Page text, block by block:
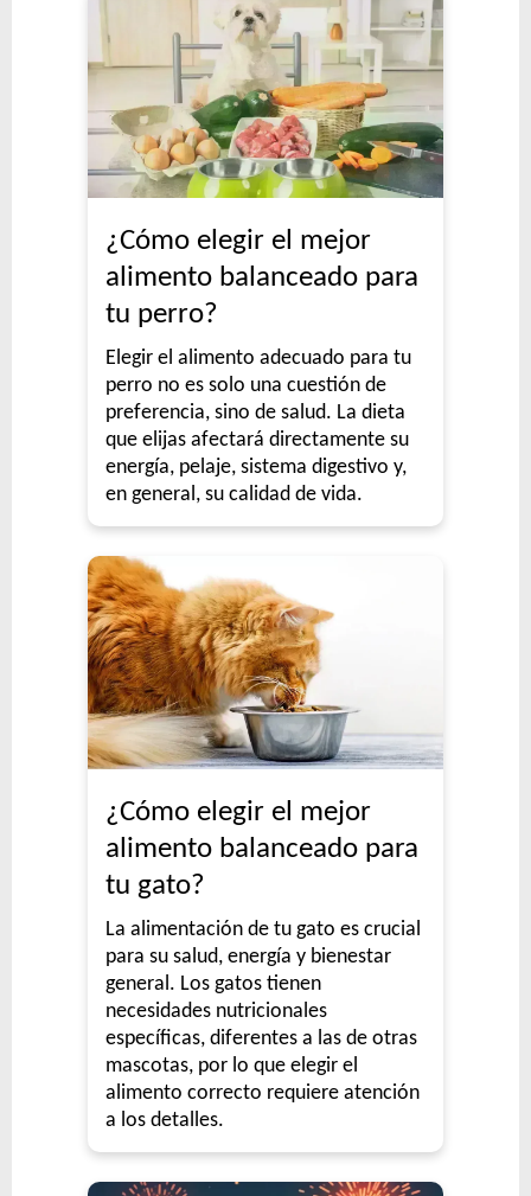
¿Cómo elegir el mejor
alimento balanceado para
tu perro?
Elegir el alimento adecuado para tu
perro no es solo una cuestión de
preferencia, sino de salud. La dieta
que elijas afectará directamente su
energía, pelaje, sistema digestivo y,
en general, su calidad de vida.
¿Cómo elegir el mejor
alimento balanceado para
tu gato?
La alimentación de tu gato es crucial
para su salud, energía y bienestar
general. Los gatos tienen
necesidades nutricionales
específicas, diferentes a las de otras
mascotas, por lo que elegir el
alimento correcto requiere atención
a los detalles.